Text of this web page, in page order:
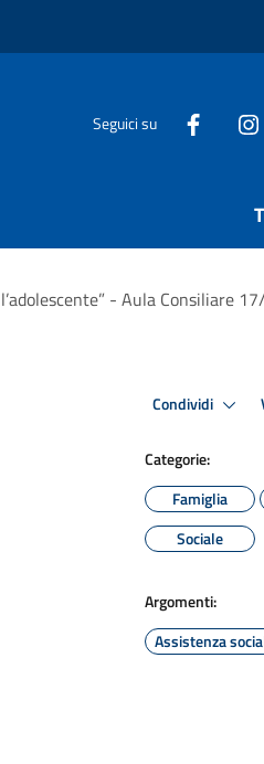
Seguici su
- Aula Consiliare
Condividi
Categorie:
Famiglia
Sociale
Argomenti:
Assistenza